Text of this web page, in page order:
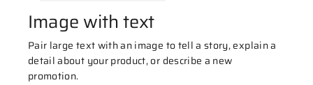
Image with text
Pair large text with an image to tell a story, explain a
detail about your product, or describe a new
promotion.